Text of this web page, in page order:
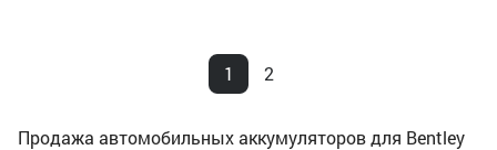
1 2
Продажа автомобильных аккумуляторов для Bentley